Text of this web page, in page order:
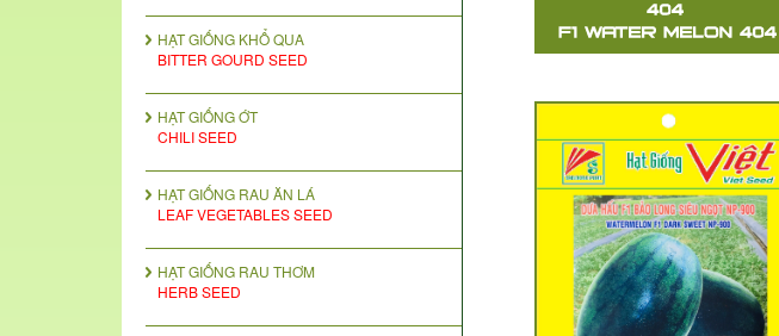
HẠT GIỐNG KHỔ QUA
BITTER GOURD SEED
HẠT GIỐNG ỚT
CHILI SEED
HẠT GIỐNG RAU ĂN LÁ
LEAF VEGETABLES SEED
HẠT GIỐNG RAU THƠM
HERB SEED